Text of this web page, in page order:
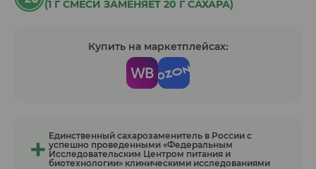
(1 Г СМЕСИ ЗАМЕНЯЕТ 20 Г САХАРА)
Купить на маркетплейсах:
Единственный сахарозаменитель в России с
успешно проведенными «Федеральным
Исследовательским Центром питания и
биотехнологии» клиническими исследованиями